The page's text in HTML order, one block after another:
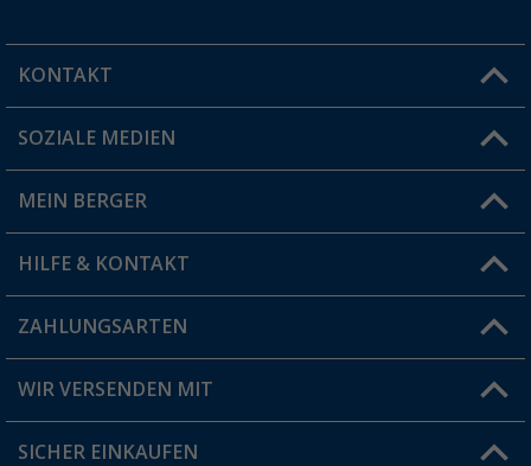
KONTAKT
Du hast eine Frage?
Filiale finden
SOZIALE MEDIEN
MEIN BERGER
Vorteilskarte
Blog
Jobs & Karriere
HILFE & KONTAKT
FAQ & Kontakt
Versandinformationen
ZAHLUNGSARTEN
WIR VERSENDEN MIT
SICHER EINKAUFEN